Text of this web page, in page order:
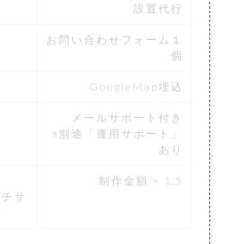
設置代行
お問い合わせフォーム１
個
GoogleMap埋込
メールサポート付き
※別途「運用サポート」
あり
サ
制作金額 × 1.5